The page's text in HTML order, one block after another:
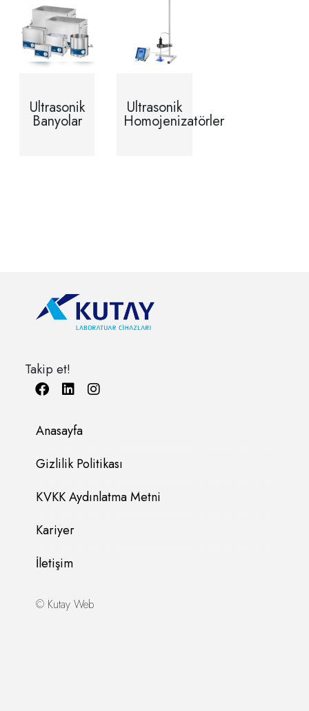
Ultrasonik
Banyolar
Ultrasonik
Homojenizatörler
Takip et!
Anasayfa
Gizlilik Politikası
KVKK Aydınlatma Metni
Kariyer
İletişim
© Kutay Web